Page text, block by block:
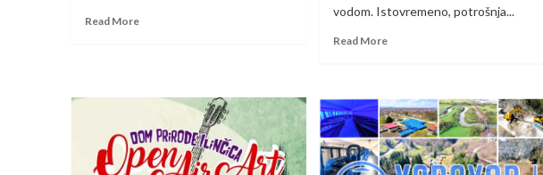
Read More
vodom. Istovremeno, potrošnja...
Read More